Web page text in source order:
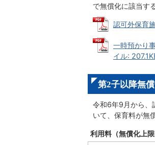
で無償化に該当す
認可外保育
一時預かり
イル:
第2子以降無
令和6年9月から、
いて、保育料が無
利用料（無償化上限